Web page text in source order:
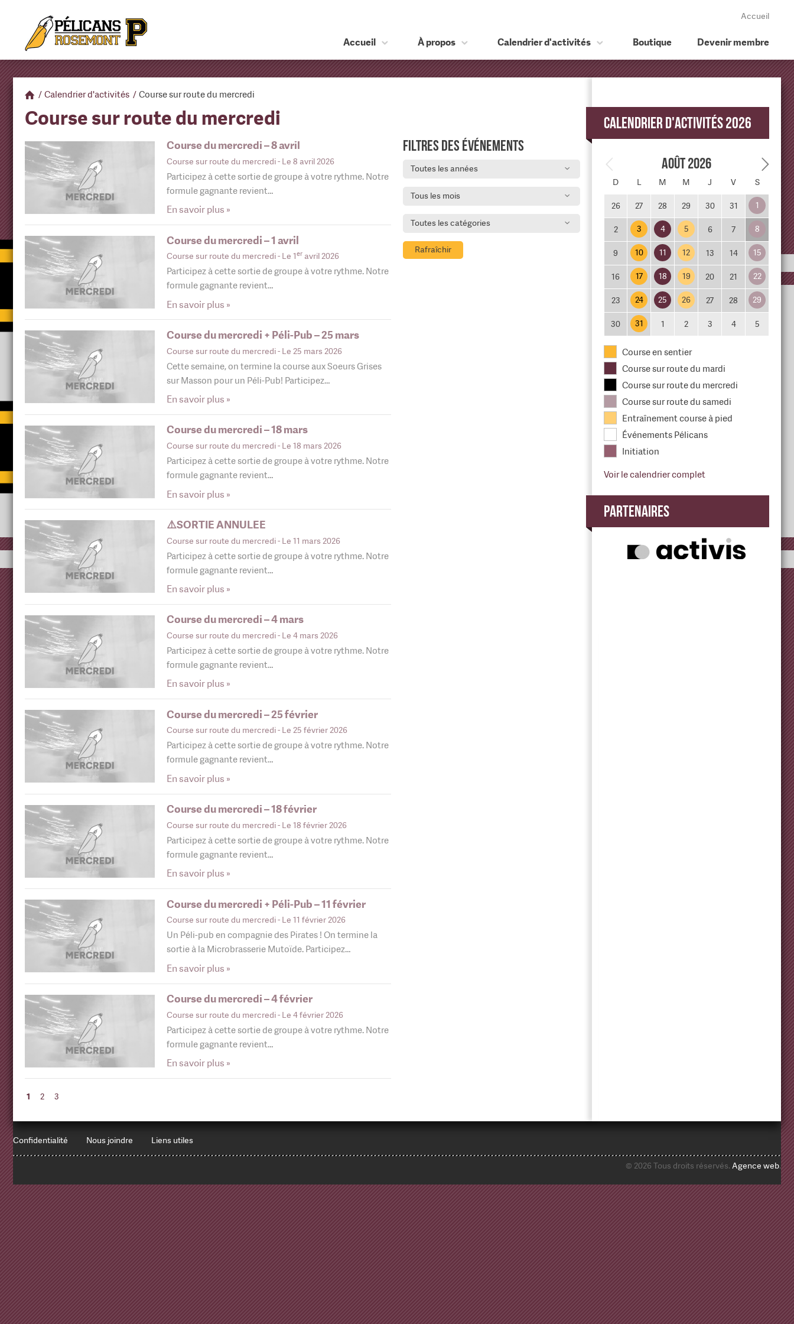
Accueil
Accueil À propos Calendrier d'activités Boutique Devenir membre
/ Calendrier d'activités / Course sur route du mercredi
Course sur route du mercredi
Filtres des événements
Toutes les années
Tous les mois
Toutes les catégories
Rafraîchir
Course du mercredi – 8 avril
Course sur route du mercredi- Le 8 avril 2026
Participez à cette sortie de groupe à votre rythme. Notre
formule gagnante revient…
En savoir plus »
Course du mercredi – 1 avril
Course sur route du mercredi- Le 1er avril 2026
Participez à cette sortie de groupe à votre rythme. Notre
formule gagnante revient…
En savoir plus »
Course du mercredi + Péli-Pub – 25 mars
Course sur route du mercredi- Le 25 mars 2026
Cette semaine, on termine la course aux Soeurs Grises
sur Masson pour un Péli-Pub! Participez…
En savoir plus »
Course du mercredi – 18 mars
Course sur route du mercredi- Le 18 mars 2026
Participez à cette sortie de groupe à votre rythme. Notre
formule gagnante revient…
En savoir plus »
⚠️SORTIE ANNULÉE
Course sur route du mercredi- Le 11 mars 2026
Participez à cette sortie de groupe à votre rythme. Notre
formule gagnante revient…
En savoir plus »
Course du mercredi – 4 mars
Course sur route du mercredi- Le 4 mars 2026
Participez à cette sortie de groupe à votre rythme. Notre
formule gagnante revient…
En savoir plus »
Course du mercredi – 25 février
Course sur route du mercredi- Le 25 février 2026
Participez à cette sortie de groupe à votre rythme. Notre
formule gagnante revient…
En savoir plus »
Course du mercredi – 18 février
Course sur route du mercredi- Le 18 février 2026
Participez à cette sortie de groupe à votre rythme. Notre
formule gagnante revient…
En savoir plus »
Course du mercredi + Péli-Pub – 11 février
Course sur route du mercredi- Le 11 février 2026
Un Péli-pub en compagnie des Pirates ! On termine la
sortie à la Microbrasserie Mutoïde. Participez…
En savoir plus »
Course du mercredi – 4 février
Course sur route du mercredi- Le 4 février 2026
Participez à cette sortie de groupe à votre rythme. Notre
formule gagnante revient…
En savoir plus »
1 2 3
Calendrier d'activités 2026
Août 2026
D L M M J V S
26 27 28 29 30 31 1
2 3 4 5 6 7 8
9 10 11 12 13 14 15
16 17 18 19 20 21 22
23 24 25 26 27 28 29
30 31 1 2 3 4 5
Course en sentier
Course sur route du mardi
Course sur route du mercredi
Course sur route du samedi
Entraînement course à pied
Événements Pélicans
Initiation
Voir le calendrier complet
Partenaires
Confidentialité Nous joindre Liens utiles
© 2026 Tous droits réservés. Agence web.